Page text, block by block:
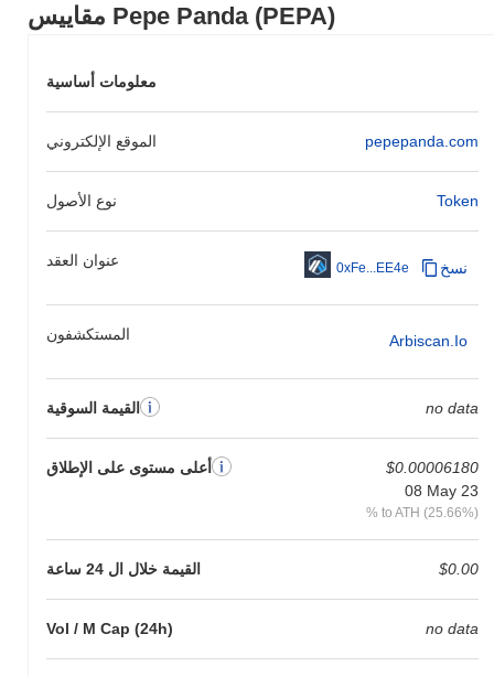
مقاييس Pepe Panda (PEPA)
معلومات أساسية
الموقع الإلكتروني pepepanda.com
نوع الأصول Token
عنوان العقد 0xFe...EE4e نسخ
المستكشفون Arbiscan.io
القيمة السوقية no data
أعلى مستوى على الإطلاق
$0.00006180
08 May 23
% to ATH (25.66%)
القيمة خلال ال 24 ساعة $0.00
Vol / M Cap (24h) no data